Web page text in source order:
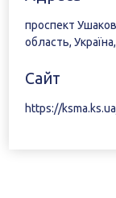
проспект
область,
Сайт
https://